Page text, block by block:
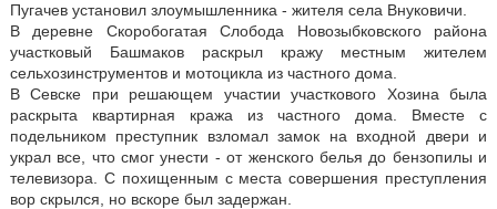
Пугачев установил злоумышленника - жителя села Внуковичи.
В деревне Скоробогатая Слобода Новозыбковского района
участковый Башмаков раскрыл кражу местным жителем
сельхозинструментов и мотоцикла из частного дома.
В Севске при решающем участии участкового Хозина была
раскрыта квартирная кража из частного дома. Вместе с
подельником преступник взломал замок на входной двери и
украл все, что смог унести - от женского белья до бензопилы и
телевизора. С похищенным с места совершения преступления
вор скрылся, но вскоре был задержан.